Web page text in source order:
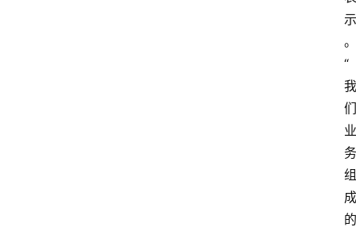
示
。
“
我
们
业
务
组
成
的